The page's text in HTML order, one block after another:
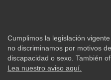
Cumplimos la legislación
no discriminamos por motivos
discapacidad o sexo. También
Lea nuestro aviso aquí.